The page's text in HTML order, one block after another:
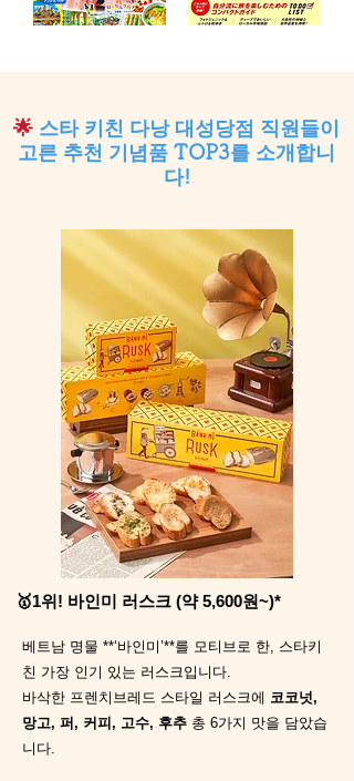
🌟 스타 키친 다낭 대성당점 직원들이
고른 추천 기념품 TOP3를 소개합니
다!
🥇1위! 바인미 러스크 (약 5,600원~)*
베트남 명물 **‘바인미’**를 모티브로 한, 스타키
친 가장 인기 있는 러스크입니다.
바삭한 프렌치브레드 스타일 러스크에 코코넛,
망고, 퍼, 커피, 고수, 후추 총 6가지 맛을 담았습
니다.